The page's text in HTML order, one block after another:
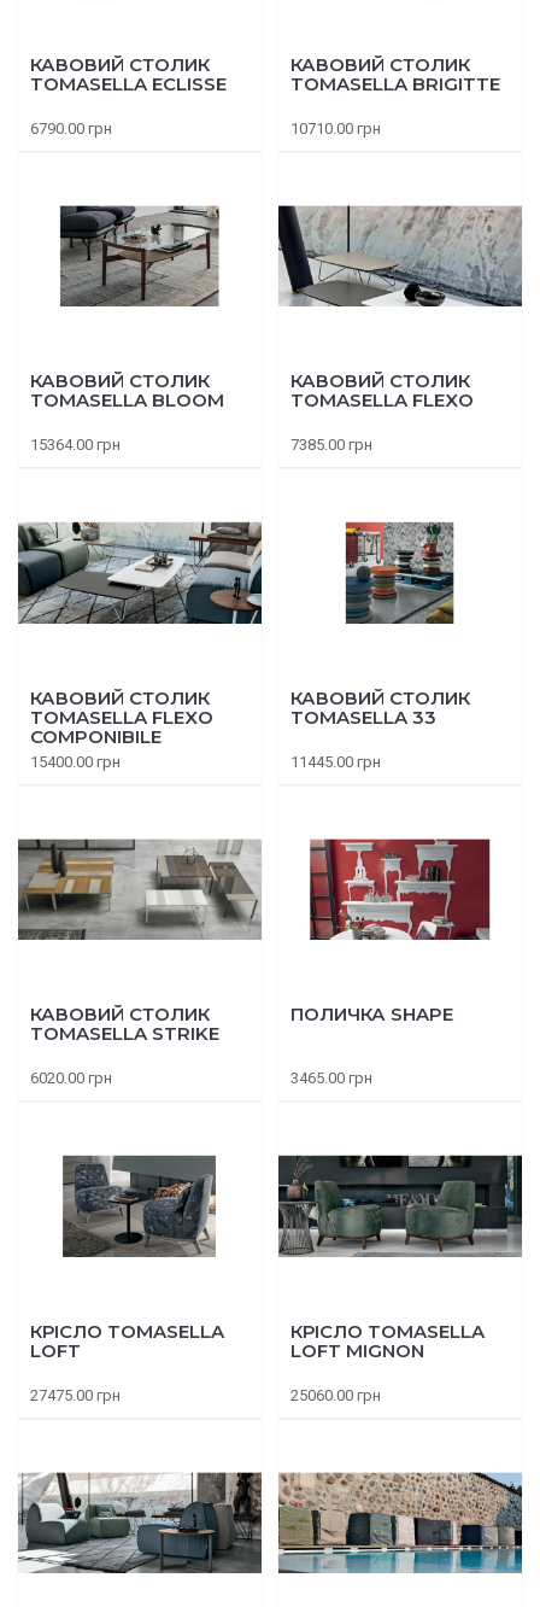
КАВОВИЙ СТОЛИК
TOMASELLA ECLISSE
6790.00 грн
КАВОВИЙ СТОЛИК
TOMASELLA BRIGITTE
10710.00 грн
КАВОВИЙ СТОЛИК
TOMASELLA BLOOM
15364.00 грн
КАВОВИЙ СТОЛИК
TOMASELLA FLEXO
7385.00 грн
КАВОВИЙ СТОЛИК
TOMASELLA FLEXO
COMPONIBILE
15400.00 грн
КАВОВИЙ СТОЛИК
TOMASELLA 33
11445.00 грн
КАВОВИЙ СТОЛИК
TOMASELLA STRIKE
6020.00 грн
ПОЛИЧКА SHAPE
3465.00 грн
КРІСЛО TOMASELLA
LOFT
27475.00 грн
КРІСЛО TOMASELLA
LOFT MIGNON
25060.00 грн